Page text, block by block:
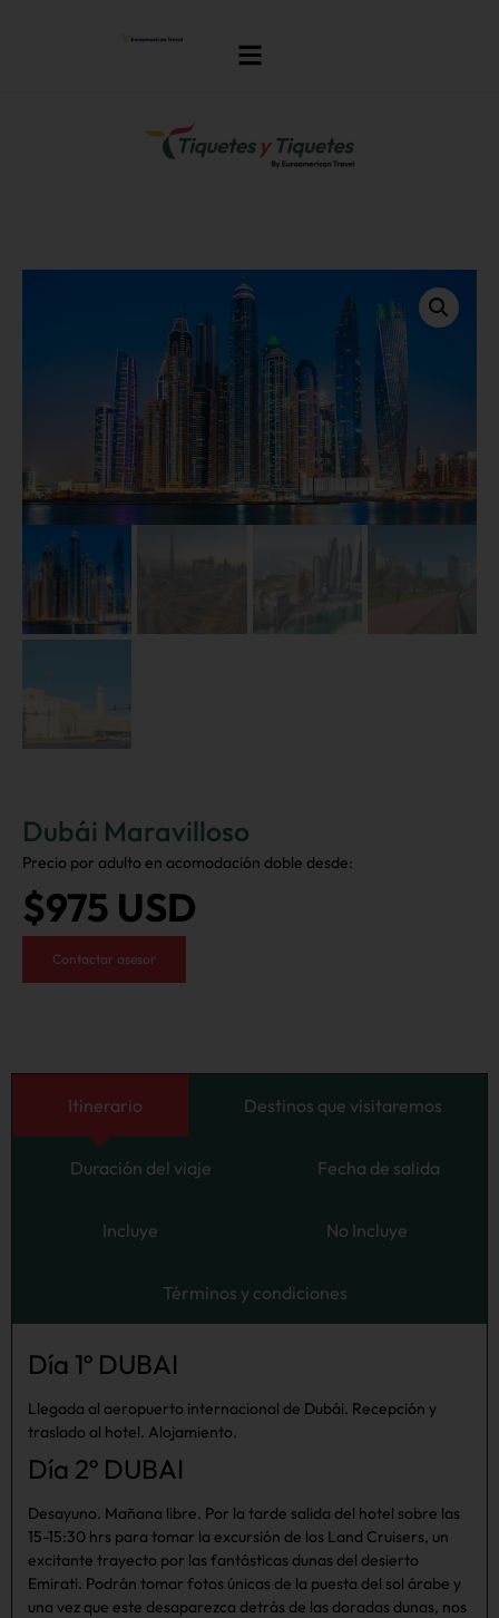
Dubái Maravilloso
Precio por adulto en acomodación doble desde:
$975 USD
Contactar asesor
Itinerario Destinos que visitaremos
Duración del viaje Fecha de salida
Incluye No Incluye
Términos y condiciones
Día 1º DUBAI
Llegada al aeropuerto internacional de Dubái. Recepción y
traslado al hotel. Alojamiento.
Día 2º DUBAI
Desayuno. Mañana libre. Por la tarde salida del hotel sobre las
15-15:30 hrs para tomar la excursión de los Land Cruisers, un
excitante trayecto por las fantásticas dunas del desierto
Emirati. Podrán tomar fotos únicas de la puesta del sol árabe y
una vez que este desaparezca detrás de las doradas dunas, nos